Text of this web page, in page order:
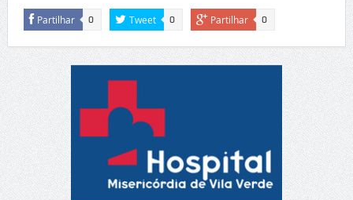
Partilhar 0 Tweet 0 Partilhar 0